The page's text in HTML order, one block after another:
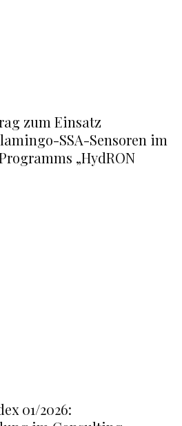
zum Einsatz
SSA-Sensoren im
„HydRON
01/2026: